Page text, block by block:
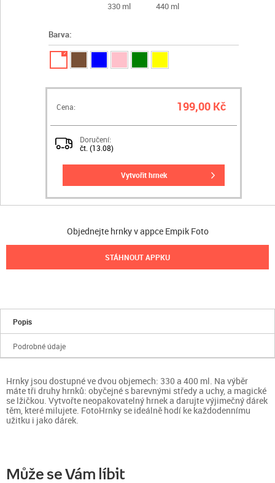
330 ml 440 ml
Barva:
✓
Cena: 199,00 Kč
Doručení:
čt. (13.08)
vytvořit hrnek
Objednejte hrnky v appce Empik Foto
STÁHNOUT APPKU
Popis
Podrobné údaje
Hrnky jsou dostupné ve dvou objemech: 330 a 400 ml. Na výběr
máte tři druhy hrnků: obyčejné s barevnými středy a uchy, a magické
se lžičkou. Vytvořte neopakovatelný hrnek a darujte výjimečný dárek
těm, které milujete. FotoHrnky se ideálně hodí ke každodennímu
užitku i jako dárek.
Může se Vám líbit